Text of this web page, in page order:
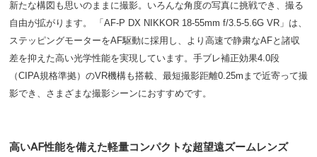
新たな構図も思いのままに撮影。いろんな角度の写真に挑戦でき、撮る
自由が拡がります。 「AF-P DX NIKKOR 18-55mm f/3.5-5.6G VR」は、
ステッピングモーターをAF駆動に採用し、より高速で静粛なAFと諸収
差を抑えた高い光学性能を実現しています。手ブレ補正効果4.0段
（CIPA規格準拠）のVR機構も搭載、最短撮影距離0.25mまで近寄って撮
影でき、さまざまな撮影シーンにおすすめです。
高いAF性能を備えた軽量コンパクトな超望遠ズームレンズ